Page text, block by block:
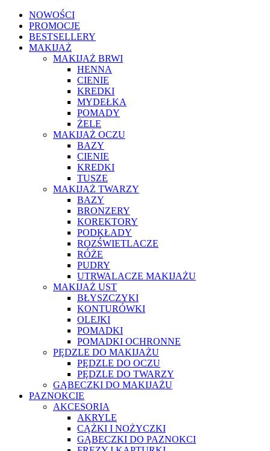
NOWOŚCI
PROMOCJE
BESTSELLERY
MAKIJAŻ
MAKIJAŻ BRWI
HENNA
CIENIE
KREDKI
MYDEŁKA
POMADY
ŻELE
MAKIJAŻ OCZU
BAZY
CIENIE
KREDKI
TUSZE
MAKIJAŻ TWARZY
BAZY
BRONZERY
KOREKTORY
PODKŁADY
ROZŚWIETLACZE
RÓŻE
PUDRY
UTRWALACZE MAKIJAŻU
MAKIJAŻ UST
BŁYSZCZYKI
KONTURÓWKI
OLEJKI
POMADKI
POMADKI OCHRONNE
PĘDZLE DO MAKIJAŻU
PĘDZLE DO OCZU
PĘDZLE DO TWARZY
GĄBECZKI DO MAKIJAŻU
PAZNOKCIE
AKCESORIA
AKRYLE
CĄŻKI I NOŻYCZKI
GĄBECZKI DO PAZNOKCI